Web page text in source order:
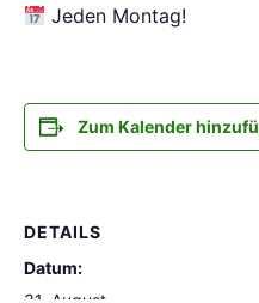
Jeden Montag!
Zum Kalender
DETAILS
Datum: